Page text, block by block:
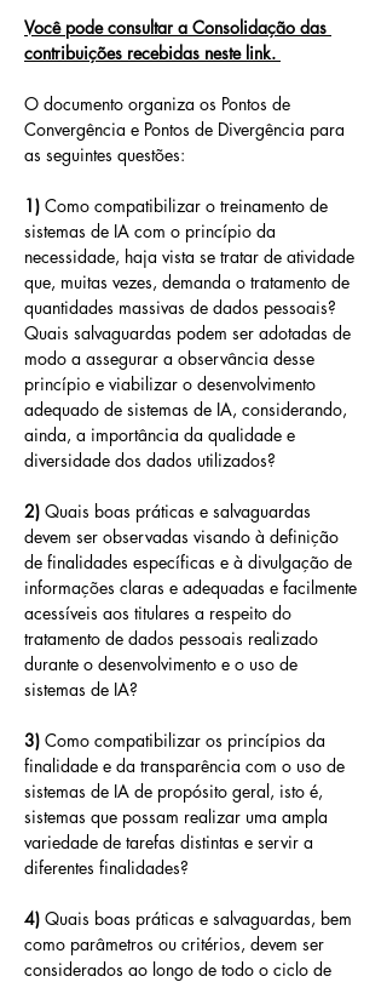
Você pode consultar a Consolidação das
contribuições recebidas neste link.
O documento organiza os Pontos de
Convergência e Pontos de Divergência para
as seguintes questões:
1) Como compatibilizar o treinamento de
sistemas de IA com o princípio da
necessidade, haja vista se tratar de atividade
que, muitas vezes, demanda o tratamento de
quantidades massivas de dados pessoais?
Quais salvaguardas podem ser adotadas de
modo a assegurar a observância desse
princípio e viabilizar o desenvolvimento
adequado de sistemas de IA, considerando,
ainda, a importância da qualidade e
diversidade dos dados utilizados?
2) Quais boas práticas e salvaguardas
devem ser observadas visando à definição
de finalidades específicas e à divulgação de
informações claras e adequadas e facilmente
acessíveis aos titulares a respeito do
tratamento de dados pessoais realizado
durante o desenvolvimento e o uso de
sistemas de IA?
3) Como compatibilizar os princípios da
finalidade e da transparência com o uso de
sistemas de IA de propósito geral, isto é,
sistemas que possam realizar uma ampla
variedade de tarefas distintas e servir a
diferentes finalidades?
4) Quais boas práticas e salvaguardas, bem
como parâmetros ou critérios, devem ser
considerados ao longo de todo o ciclo de